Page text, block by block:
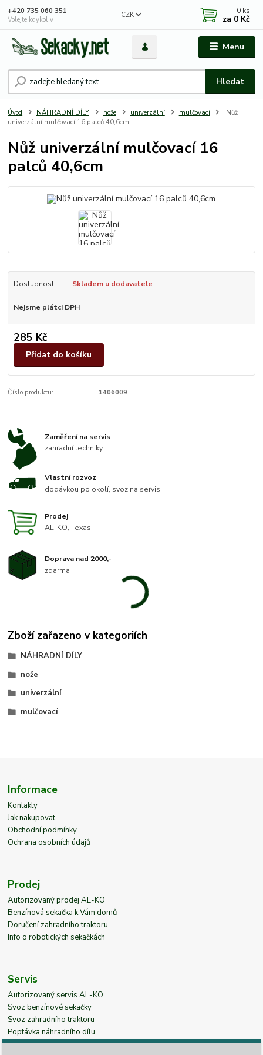
Menu
CZK
Hledat
+420 735 060 351
Volejte kdykoliv
0 ks
za 0 Kč
Úvod NÁHRADNÍ DÍLY nože univerzální mulčovací
Nůž
univerzální mulčovací 16 palců 40,6cm
Nůž univerzální mulčovací 16
palců 40,6cm
Dostupnost Skladem u dodavatele
Nejsme plátci DPH
285 Kč
Přidat do košíku
Číslo produktu: 1406009
Zaměření na servis
zahradní techniky
Vlastní rozvoz
dodávkou po okolí, svoz na servis
Prodej
AL-KO, Texas
Doprava nad 2000,-
zdarma
Zboží zařazeno v kategoriích
NÁHRADNÍ DÍLY
nože
univerzální
mulčovací
Informace
Kontakty
Jak nakupovat
Obchodní podmínky
Ochrana osobních údajů
Prodej
Autorizovaný prodej AL-KO
Benzínová sekačka k Vám domů
Doručení zahradního traktoru
Info o robotických sekačkách
Servis
Autorizovaný servis AL-KO
Svoz benzínové sekačky
Svoz zahradního traktoru
Poptávka náhradního dílu